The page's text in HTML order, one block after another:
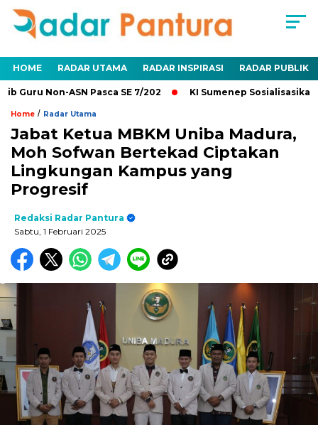
HOME RADAR UTAMA RADAR INSPIRASI RADAR PUBLIK
Non-ASN Pasca SE 7/202 KI Sumenep Sosialisasikan
Home / Radar Utama
Jabat Ketua MBKM Uniba Madura,
Moh Sofwan Bertekad Ciptakan
Lingkungan Kampus yang
Progresif
Redaksi Radar Pantura
Sabtu, 1 Februari 2025